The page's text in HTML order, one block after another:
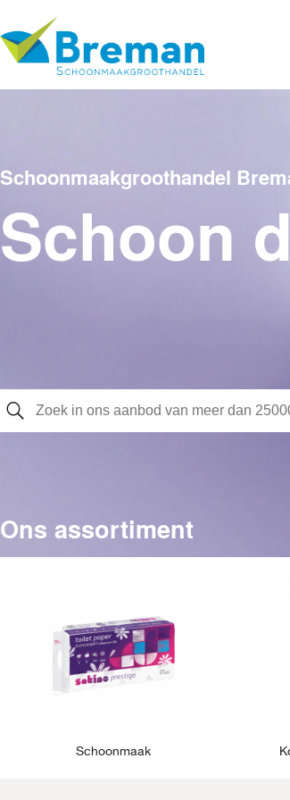
Schoonmaakgroothandel
Schoon
Ons assortiment
Schoonmaak